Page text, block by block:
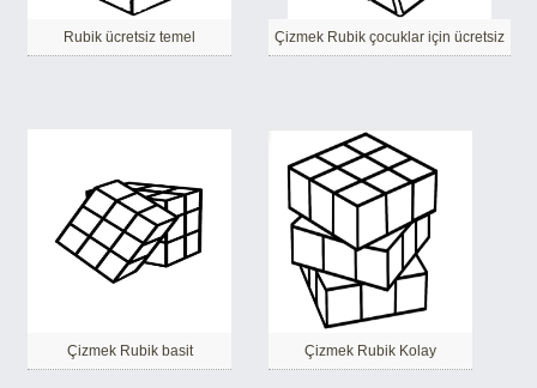
Rubik ücretsiz temel Çizmek Rubik çocuklar için ücretsiz
Çizmek Rubik basit Çizmek Rubik Kolay